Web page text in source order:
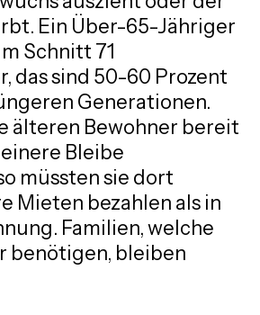
Ein Über-65-Jähriger
Schnitt 71
das sind 50-60 Prozent
Generationen.
älteren Bewohner bereit
Bleibe
müssten sie dort
Mieten bezahlen als in
Familien, welche
benötigen, bleiben